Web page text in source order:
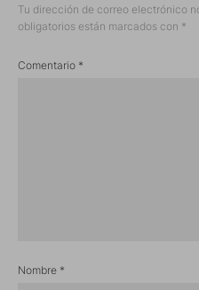
Tu dirección de correo electrónico
obligatorios están marcados con *
Comentario *
Nombre *